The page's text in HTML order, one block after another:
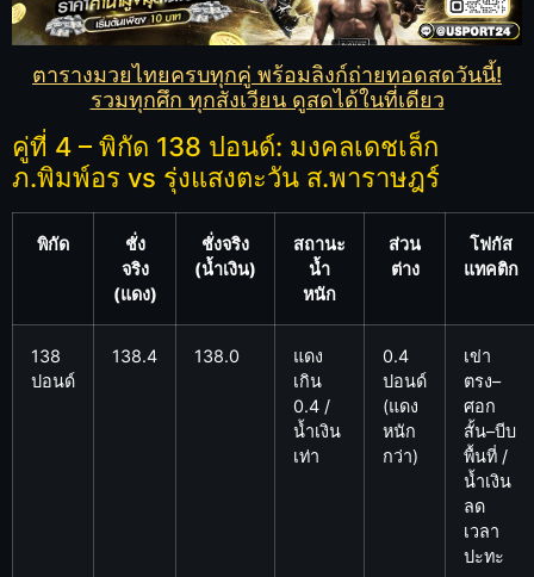
ตารางมวยไทยครบทุกคู่ พร้อมลิงก์ถ่ายทอดสดวันนี้!
รวมทุกศึก ทุกสังเวียน ดูสดได้ในที่เดียว
คู่ที่ 4 – พิกัด 138 ปอนด์: มงคลเดชเล็ก
ภ.พิมพ์อร vs รุ่งแสงตะวัน ส.พาราษฎร์
พิกัด
ชั่ง
จริง
(แดง)
ชั่งจริง
(น้ำเงิน)
สถานะ
น้ำ
หนัก
ส่วน
ต่าง
โฟกัส
แทคติก
138
ปอนด์
138.4 138.0
แดง
เกิน
0.4 /
น้ำเงิน
เท่า
0.4
ปอนด์
(แดง
หนัก
กว่า)
เข่า
ตรง–
ศอก
สั้น–บีบ
พื้นที่ /
น้ำเงิน
ลด
เวลา
ปะทะ